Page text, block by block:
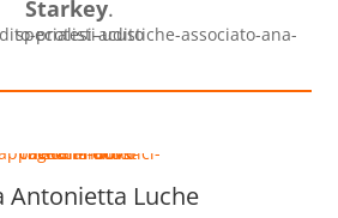
Starkey.
Antonietta Luche